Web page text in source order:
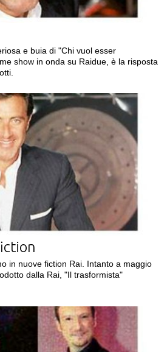
e buia di "Chi vuol esser
show in onda su Raidue, è la risposta
in nuove fiction Rai. Intanto a maggio
dalla Rai, "Il trasformista"